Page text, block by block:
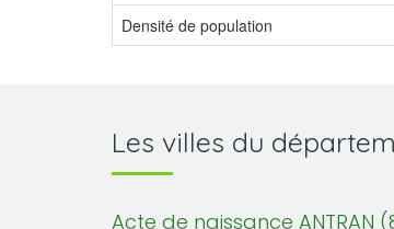
Densité de population
Les villes du
Acte de naissance ANTRAN